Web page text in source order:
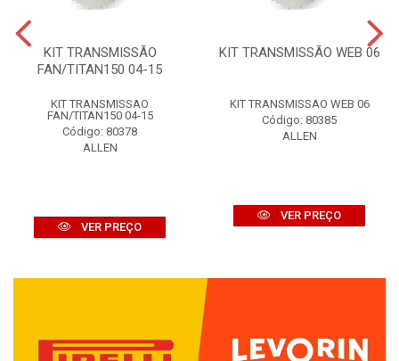
KIT TRANSMISSÃO
FAN/TITAN150 04-15
KIT TRANSMISSAO
FAN/TITAN150 04-15
Código: 80378
ALLEN
VER PREÇO
KIT TRANSMISSÃO WEB 06
KIT TRANSMISSAO WEB 06
Código: 80385
ALLEN
VER PREÇO